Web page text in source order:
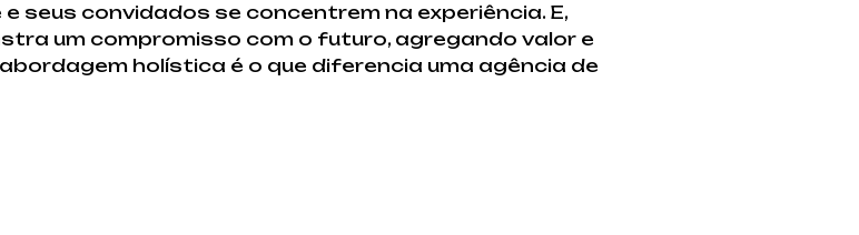
seus convidados se concentrem na experiência. E,
um compromisso com o futuro, agregando valor e
holística é o que diferencia uma agência de